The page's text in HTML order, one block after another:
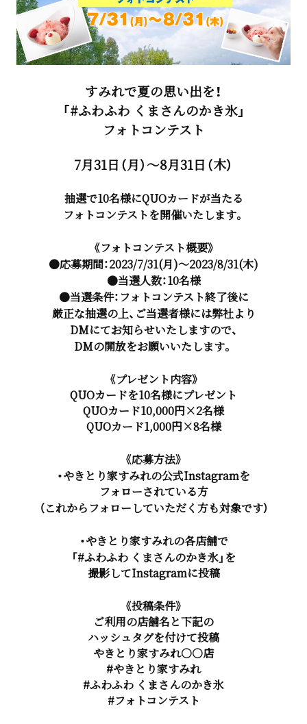
すみれで夏の思い出を！
「#ふわふわ くまさんのかき氷」
フォトコンテスト
7月31日（月）～8月31日（木）
抽選で10名様にQUOカードが当たる
フォトコンテストを開催いたします。
《フォトコンテスト概要》
●応募期間：2023/7/31(月)～2023/8/31(木)
●当選人数：10名様
●当選条件：フォトコンテスト終了後に
厳正な抽選の上、ご当選者様には弊社より
DMにてお知らせいたしますので、
DMの開放をお願いいたします。
《プレゼント内容》
QUOカードを10名様にプレゼント
QUOカード10,000円×2名様
QUOカード1,000円×8名様
《応募方法》
・やきとり家すみれの公式Instagramを
フォローされている方
（これからフォローしていただく方も対象です）
・やきとり家すみれの各店舗で
「#ふわふわ くまさんのかき氷」を
撮影してInstagramに投稿
《投稿条件》
ご利用の店舗名と下記の
ハッシュタグを付けて投稿
やきとり家すみれ○○店
#やきとり家すみれ
#ふわふわ くまさんのかき氷
#フォトコンテスト